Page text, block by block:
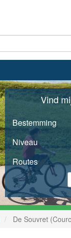
Vind
Bestemming
Niveau
Routes
De Souvret